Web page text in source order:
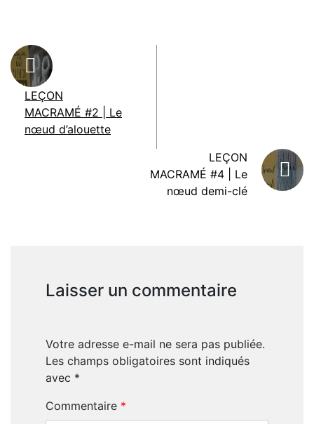
LEÇON
MACRAMÉ #2 | Le
nœud d’alouette
LEÇON
MACRAMÉ #4 | Le
nœud demi-clé
Laisser un commentaire
Votre adresse e-mail ne sera pas publiée.
Les champs obligatoires sont indiqués
avec *
Commentaire *